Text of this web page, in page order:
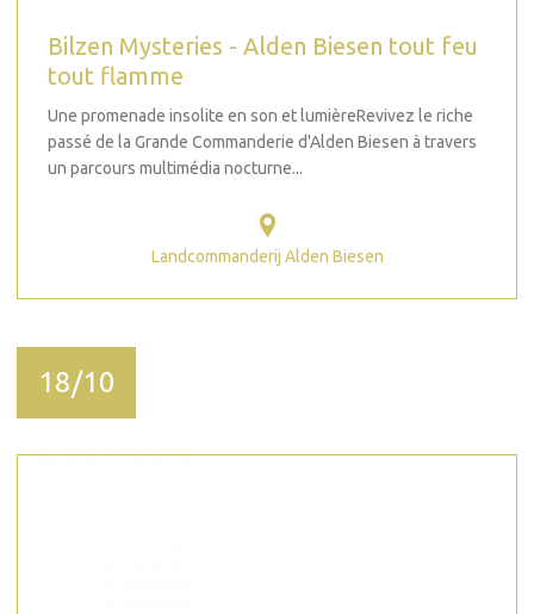
Bilzen Mysteries - Alden Biesen tout feu
tout flamme
Une promenade insolite en son et lumièreRevivez le riche
passé de la Grande Commanderie d'Alden Biesen à travers
un parcours multimédia nocturne...
Landcommanderij Alden Biesen
18/10